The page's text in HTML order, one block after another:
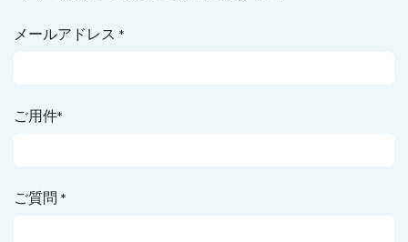
メールアドレス *
ご用件*
ご質問 *